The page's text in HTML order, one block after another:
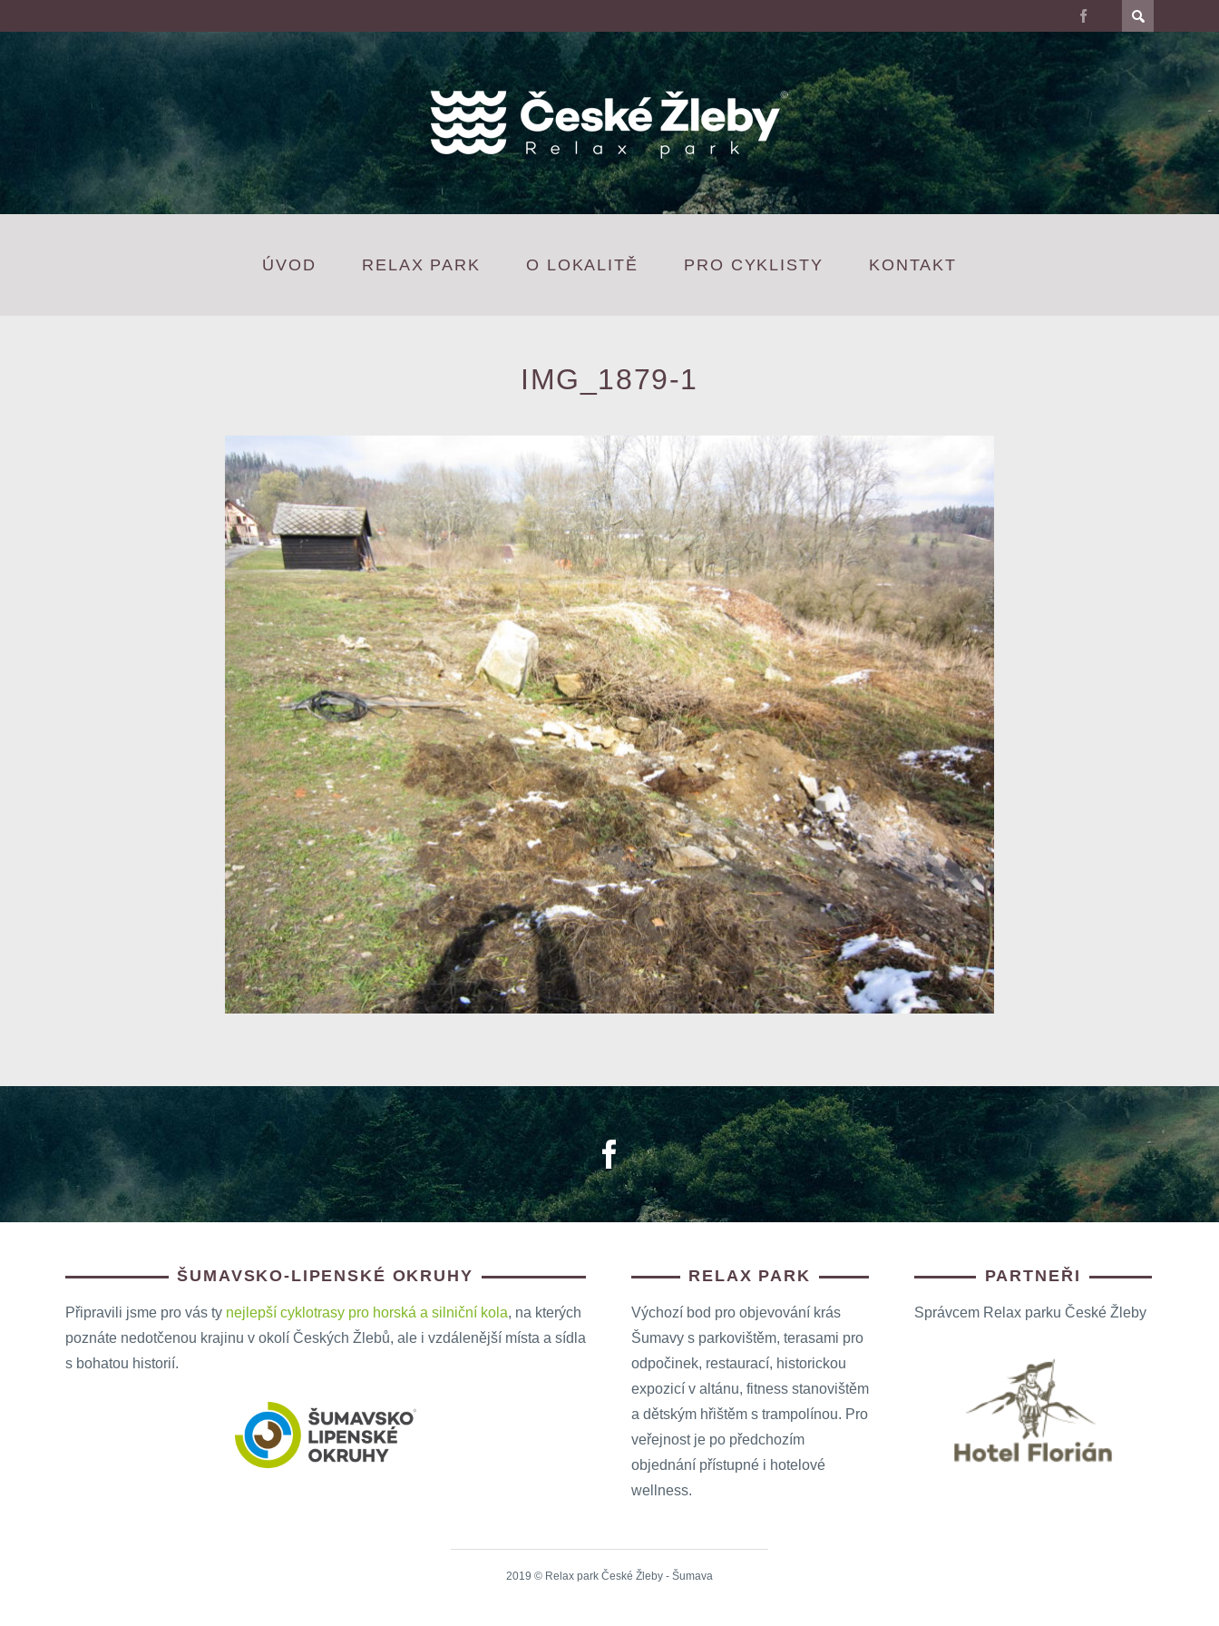
ÚVOD RELAX PARK O LOKALITĚ PRO CYKLISTY KONTAKT
IMG_1879-1
ŠUMAVSKO-LIPENSKÉ OKRUHY
Připravili jsme pro vás ty nejlepší cyklotrasy pro horská a silniční kola, na kterých
poznáte nedotčenou krajinu v okolí Českých Žlebů, ale i vzdálenější místa a sídla
s bohatou historií.
RELAX PARK
Výchozí bod pro objevování krás
Šumavy s parkovištěm, terasami pro
odpočinek, restaurací, historickou
expozicí v altánu, fitness stanovištěm
a dětským hřištěm s trampolínou. Pro
veřejnost je po předchozím
objednání přístupné i hotelové
wellness.
PARTNEŘI
Správcem Relax parku České Žleby
2019 © Relax park České Žleby - Šumava